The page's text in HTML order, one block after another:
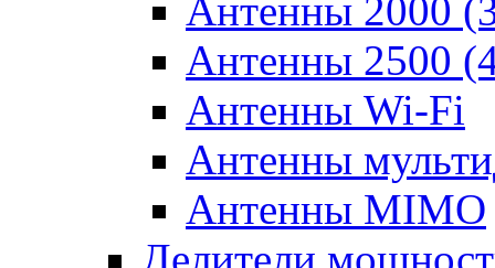
Антенны 2000
Антенны 2500
Антенны Wi-Fi
Антенны
Антенны MIMO